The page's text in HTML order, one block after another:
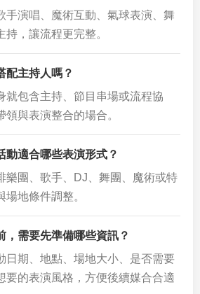
手演唱、魔術互動、氣球表演、舞
，讓流程更完整。
配主持人嗎？
就包含主持、節目串場或流程協
與表演整合的場合。
動適合哪些表演形式？
樂團、歌手、DJ、舞團、魔術或特
地條件調整。
，需要先準備哪些資訊？
日期、地點、場地大小、是否需要
要的表演風格，方便後續媒合合適